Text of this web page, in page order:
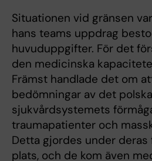
Situationen vid gränsen
hans teams uppdrag
huvuduppgifter. För det
den medicinska
Främst handlade det om
bedömningar av det
sjukvårdsystemets
traumapatienter och
Detta gjordes under deras
plats, och de kom även